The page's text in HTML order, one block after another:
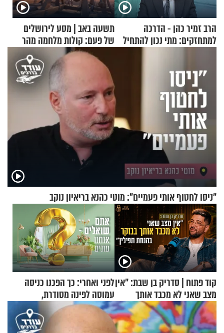
הרב זמיר כהן - הדרכה
למתחזקים: מתי נכון להתחיל
תשעה באב | מסע לירושלים
של פעם: קולות מלחמה מהר
הזיתים
"ניסו לחטוף אותי פעמיים": מוטי כהנא בריאיון נוקב
קוד פתוח | סדריק בן שבת: "אין
מצב שאני לא מכבד אותך
בבוקר בהנחת תפילין"
לפני ואחרי: כך הפכנו כניסה
עמוסה לפינה מסודרת,
שימושית ומזמינה